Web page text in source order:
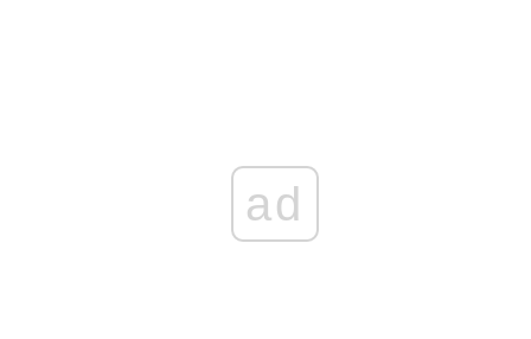
ad